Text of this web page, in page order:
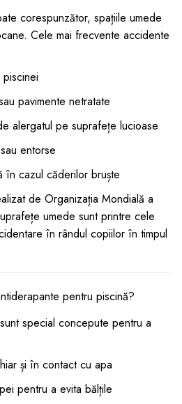
corespunzător, spațiile umede
Cele mai frecvente accidente
pavimente netratate
alergatul pe suprafețe lucioase
entorse
în cazul căderilor bruște
de Organizația Mondială a
umede sunt printre cele
în rândul copiilor în timpul
pentru piscină?
sunt special concepute pentru a
și în contact cu apa
pentru a evita bălțile